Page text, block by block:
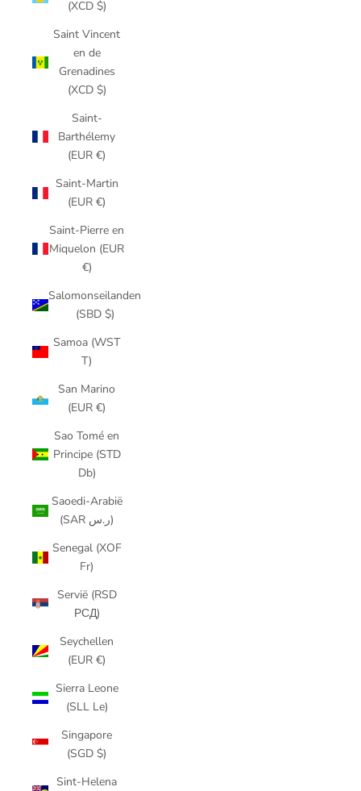
(XCD $)
Saint Vincent
en de
Grenadines
(XCD $)
Saint-
Barthélemy
(EUR €)
Saint-Martin
(EUR €)
Saint-Pierre en
Miquelon (EUR
€)
Salomonseilanden
(SBD $)
Samoa (WST
T)
San Marino
(EUR €)
Sao Tomé en
Principe (STD
Db)
Saoedi-Arabië
(SAR ر.س)
Senegal (XOF
Fr)
Servië (RSD
РСД)
Seychellen
(EUR €)
Sierra Leone
(SLL Le)
Singapore
(SGD $)
Sint-Helena